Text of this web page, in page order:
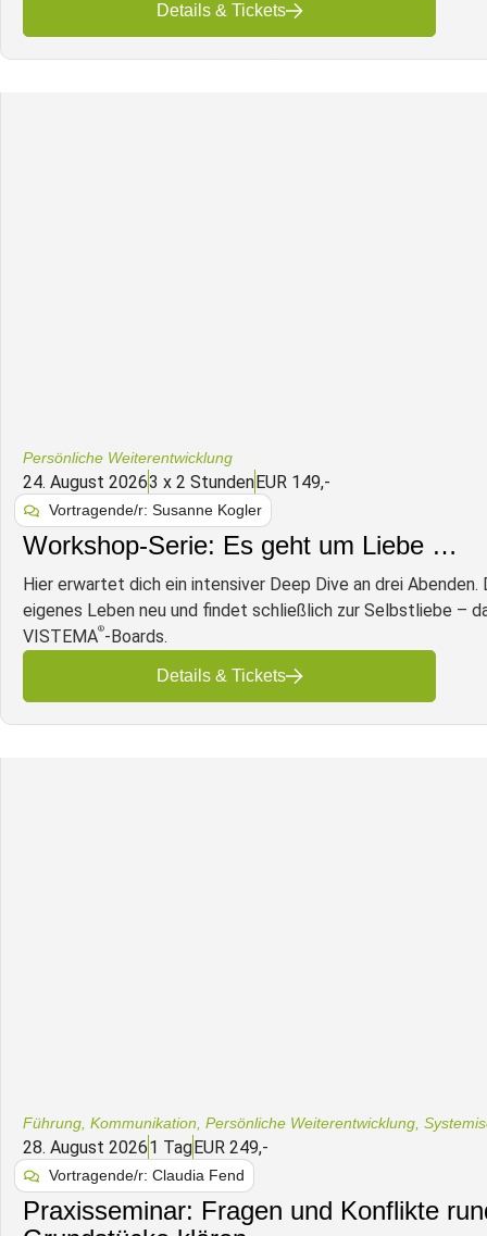
Details & Tickets
Persönliche Weiterentwicklung
24. August 20263 x 2 Stunden EUR 149,-
Vortragende/r: Susanne Kogler
Workshop-Serie: Es geht um Liebe …
Hier erwartet dich ein intensiver Deep Dive an drei
eigenes Leben neu und findet schließlich zur Selbstliebe –
VISTEMA®-Boards.
Details & Tickets
Führung Kommunikation Persönliche Weiterentwicklung
28. August 20261 Tag EUR 249,-
Vortragende/r: Claudia Fend
Praxisseminar: Fragen und Konflikte